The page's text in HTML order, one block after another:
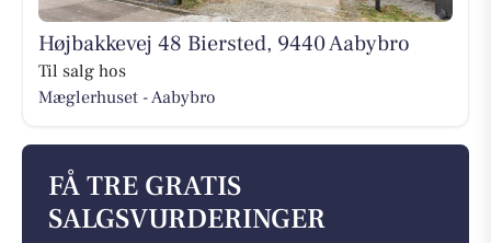
Højbakkevej 48 Biersted, 9440 Aabybro
Til salg hos
Mæglerhuset - Aabybro
FÅ TRE GRATIS
SALGSVURDERINGER